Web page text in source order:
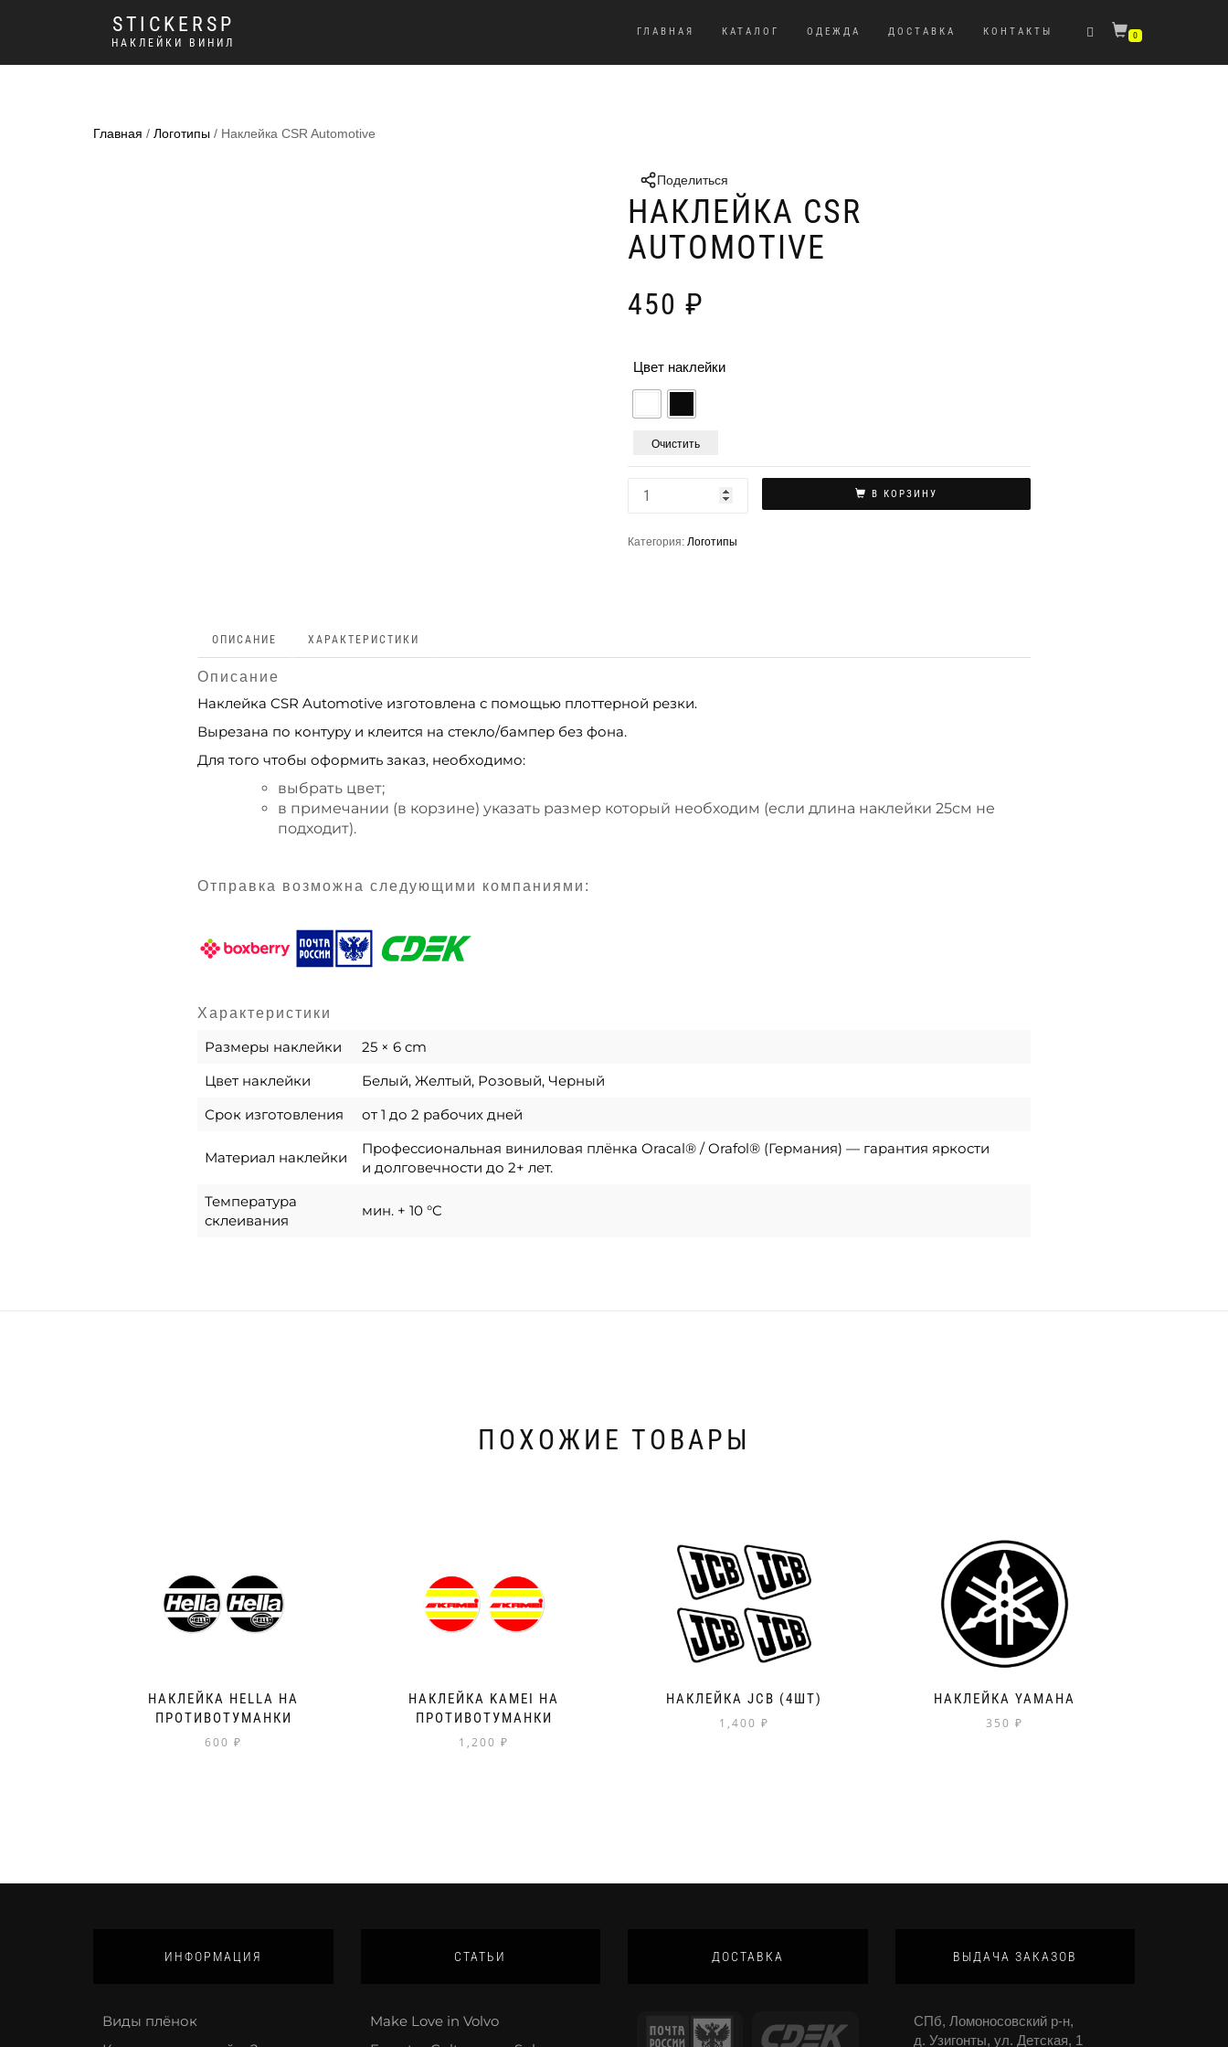
STICKERSP
НАКЛЕЙКИ ВИНИЛ
ГЛАВНАЯ КАТАЛОГ ОДЕЖДА ДОСТАВКА КОНТАКТЫ 0
Главная / Логотипы / Наклейка CSR Automotive
Поделиться
НАКЛЕЙКА CSR
AUTOMOTIVE
450 ₽
Цвет наклейки
Очистить
В КОРЗИНУ
Категория: Логотипы
ОПИСАНИЕ ХАРАКТЕРИСТИКИ
Описание
Наклейка CSR Automotive изготовлена с помощью плоттерной резки.
Вырезана по контуру и клеится на стекло/бампер без фона.
Для того чтобы оформить заказ, необходимо:
выбрать цвет;
в примечании (в корзине) указать размер который необходим (если длина наклейки 25см не
подходит).
Отправка возможна следующими компаниями:
Характеристики
Размеры наклейки
25 × 6 cm
Цвет наклейки
Белый, Желтый, Розовый, Черный
Срок изготовления
от 1 до 2 рабочих дней
Материал наклейки
Профессиональная виниловая плёнка Oracal® / Orafol® (Германия) — гарантия яркости
и долговечности до 2+ лет.
Температура
склеивания
мин. + 10 °C
ПОХОЖИЕ ТОВАРЫ
НАКЛЕЙКА HELLA НА
ПРОТИВОТУМАНКИ
600 ₽
НАКЛЕЙКА KAMEI НА
ПРОТИВОТУМАНКИ
1,200 ₽
НАКЛЕЙКА JCB (4ШТ)
1,400 ₽
НАКЛЕЙКА YAMAHA
350 ₽
ИНФОРМАЦИЯ
Виды плёнок
СТАТЬИ
Make Love in Volvo
ДОСТАВКА ВЫДАЧА ЗАКАЗОВ
СПб, Ломоносовский р-н,
д. Узигонты, ул. Детская, 1